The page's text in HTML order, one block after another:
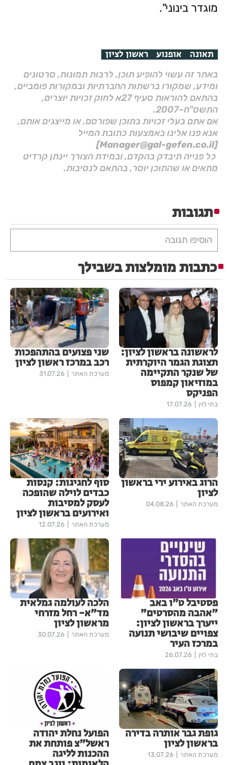
מוגדר בינוני".
תאונה אופנוע ראשון לציון
באתר זה עשוי להופיע תוכן, לרבות תמונות, סרטונים
ומידע, שמקורו ברשתות החברתיות ובמקורות פומביים,
בהתאם להוראות סעיף 27א לחוק זכויות יוצרים,
התשס"ח–2007.
אם אתם בעלי זכויות בתוכן שפורסם, או מייצגים אותם,
אנא פנו אלינו באמצעות כתובת המייל
[Manager@gal-gefen.co.il]
כל פנייה תיבדק בהקדם, ובמידת הצורך יינתן קרדיט
מתאים או שהתוכן יוסר, בהתאם לנסיבות.
תגובות
הוסיפו תגובה
כתבות מומלצות בשבילך
לראשונה בראשון לציון:
תצוגת הגמר היוקרתית
של שנקר התקיימה
במוזיאון קמפוס
הפניקס
בתי לוין 17.07.26
שני פצועים בהתהפכות
רכב במרכז ראשון לציון
מערכת האתר 31.07.26
הרוג באירוע ירי בראשון
לציון
מערכת האתר 04.08.26
סוף לחגיגות: קנסות
כבדים לוילה שהופכה
לעסק למסיבות
ואירועים בראשון לציון
מערכת האתר 12.07.26
פסטיבל ט״ו באב
"אהבה מהסרטים"
ייערך בראשון לציון:
צפויים שיבושי תנועה
במרכז העיר
בתי לוין 26.07.26
הלכה לעולמה גמלאית
מד"א- רחל מזרחי
מראשון לציון
מערכת האתר 30.07.26
גופת גבר אותרה בדירה
בראשון לציון
מערכת האתר 13.07.26
הפועל נחלת יהודה
ראשל"צ פותחת את
ההכנות לליגה